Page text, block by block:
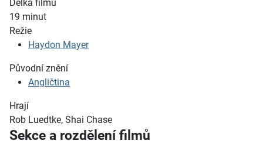
Délka filmu
19 minut
Režie
Haydon Mayer
Původní znění
Angličtina
Hrají
Rob Luedtke, Shai Chase
Sekce a rozdělení filmů